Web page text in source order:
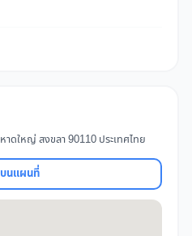
ดใหญ่ สงขลา 90110 ประเทศไทย
นแผนที่